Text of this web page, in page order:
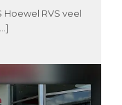
Hoewel RVS veel